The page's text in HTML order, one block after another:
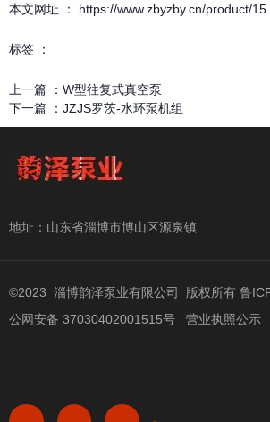
本文网址 ： https://www.zbyzby.cn/product/
标签 ：
上一篇 ： W型往复式真空泵
下一篇 ： JZJS罗茨-水环泵机组
相关产品
找不到任何内容
地址：山东省淄博市博山区源泉镇
©2023 淄博韵泽泵业有限公司 版权所有 鲁
公网安备 37030402001515号
营业执照公示